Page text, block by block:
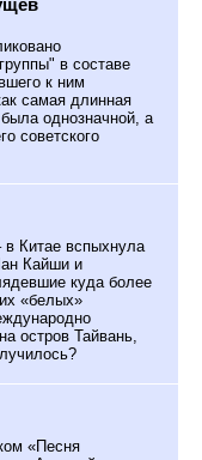
в составе
к ним
самая длинная
однозначной, а
советского
в Китае вспыхнула
Кайши и
куда более
«белых»
остров Тайвань,
«Песня